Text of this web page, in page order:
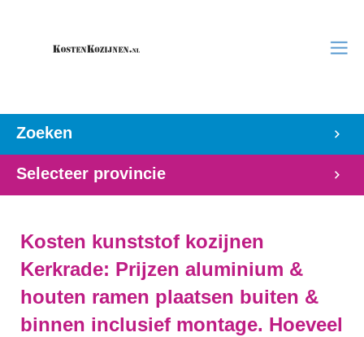
Zoeken
Selecteer provincie
Kosten kunststof kozijnen
Kerkrade: Prijzen aluminium &
houten ramen plaatsen buiten &
binnen inclusief montage. Hoeveel